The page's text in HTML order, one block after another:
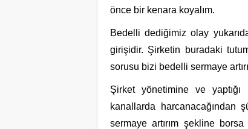
önce bir kenara koyalım.
Bedelli dediğimiz olay
girişidir. Şirketin buradaki
sorusu bizi bedelli sermaye
Şirket yönetimine ve
kanallarda harcanacağından
sermaye artırım şekline borsa